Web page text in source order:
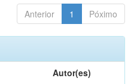
Anterior 1 Póximo
Autor(es)